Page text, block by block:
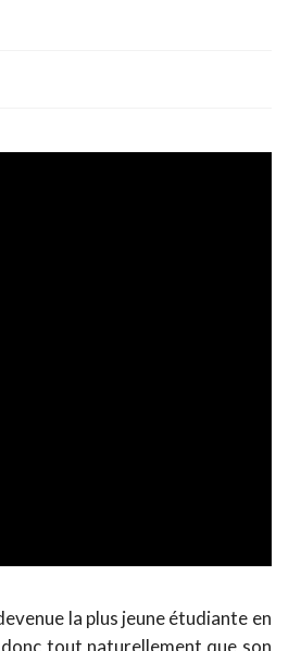
la plus jeune étudiante en
tout naturellement que son